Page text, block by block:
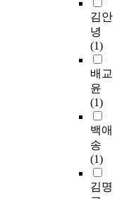
김안
녕
(1)
배교
윤
(1)
백애
송
(1)
김명